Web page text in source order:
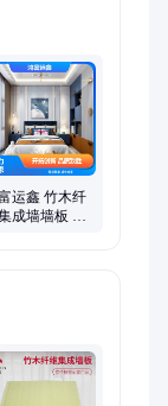
运鑫 竹木纤
成墙墙板 绿